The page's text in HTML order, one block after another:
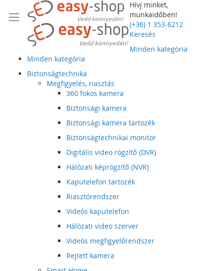
Hívj minket,
munkaidőben!
(+36) 1 353-6212
Keresés
Minden kategória
Minden kategória
Biztonságtechnika
Megfigyelés, riasztás
360 fokos kamera
Biztonsági kamera
Biztonsági kamera tartozék
Biztonságtechnikai monitor
Digitális video rögzítő (DVR)
Hálózati képrögzítő (NVR)
Kaputelefon tartozék
Riasztórendszer
Videós kaputelefon
Hálózati video szerver
Videós megfigyelőrendszer
Rejtett kamera